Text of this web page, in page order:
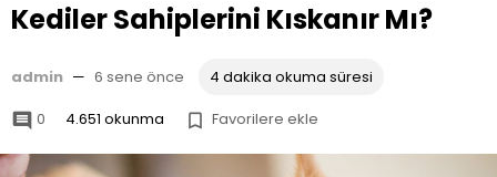
Kediler Sahiplerini Kıskanır Mı?
admin — 6 sene önce 4 dakika okuma süresi
 0 4.651 okunma  Favorilere ekle